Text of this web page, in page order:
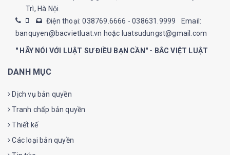
Trì, Hà Nội.
Điện thoại: 038769.6666 - 038631.9999
Email:
banquyen@bacvietluat.vn hoặc luatsudungst@gmail.com
" HÃY NÓI VỚI LUẬT SƯ ĐIỀU BẠN CẦN" - BẮC VIỆT LUẬT
DANH MỤC
Dịch vụ bản quyền
Tranh chấp bản quyền
Thiết kế
Các loại bản quyền